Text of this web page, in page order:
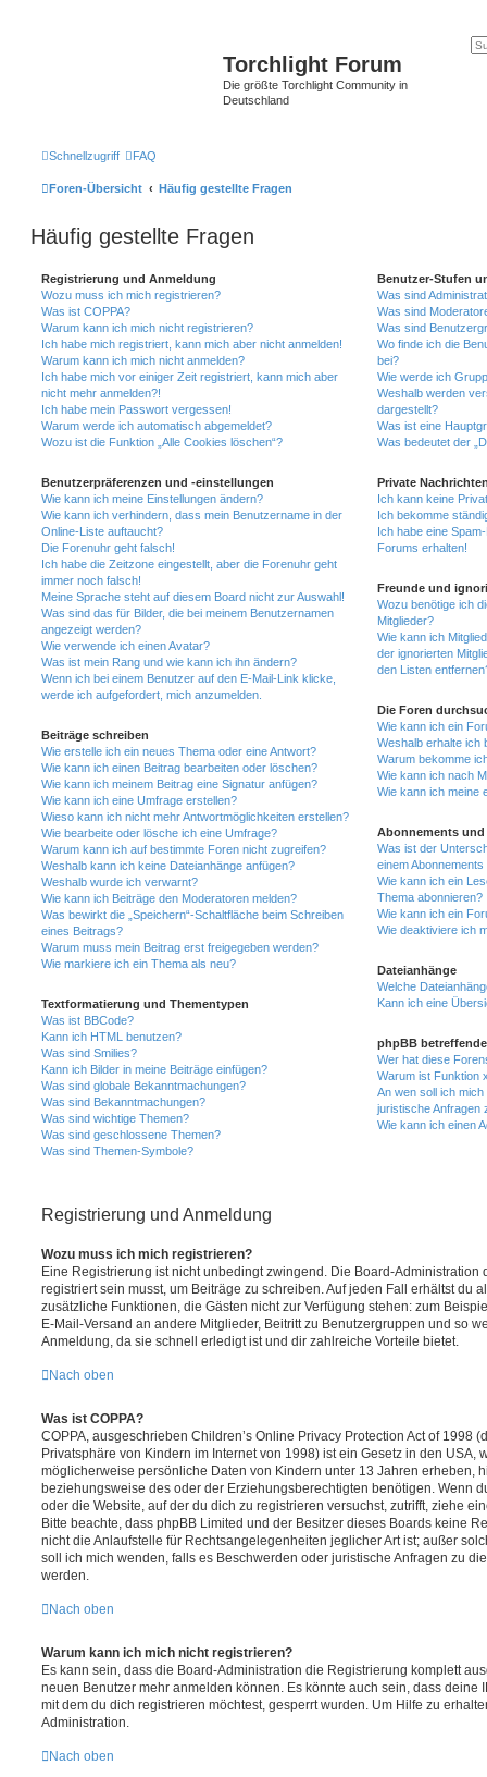
Torchlight Forum
Die größte Torchlight Community in
Deutschland
Schnellzugriff FAQ
Foren-Übersicht Häufig gestellte Fragen
Häufig gestellte Fragen
Registrierung und Anmeldung
Wozu muss ich mich registrieren?
Was ist COPPA?
Warum kann ich mich nicht registrieren?
Ich habe mich registriert, kann mich aber nicht anmelden!
Warum kann ich mich nicht anmelden?
Ich habe mich vor einiger Zeit registriert, kann mich aber
nicht mehr anmelden?!
Ich habe mein Passwort vergessen!
Warum werde ich automatisch abgemeldet?
Wozu ist die Funktion „Alle Cookies löschen“?
Benutzerpräferenzen und -einstellungen
Wie kann ich meine Einstellungen ändern?
Wie kann ich verhindern, dass mein Benutzername in der
Online-Liste auftaucht?
Die Forenuhr geht falsch!
Ich habe die Zeitzone eingestellt, aber die Forenuhr geht
immer noch falsch!
Meine Sprache steht auf diesem Board nicht zur Auswahl!
Was sind das für Bilder, die bei meinem Benutzernamen
angezeigt werden?
Wie verwende ich einen Avatar?
Was ist mein Rang und wie kann ich ihn ändern?
Wenn ich bei einem Benutzer auf den E-Mail-Link klicke,
werde ich aufgefordert, mich anzumelden.
Beiträge schreiben
Wie erstelle ich ein neues Thema oder eine Antwort?
Wie kann ich einen Beitrag bearbeiten oder löschen?
Wie kann ich meinem Beitrag eine Signatur anfügen?
Wie kann ich eine Umfrage erstellen?
Wieso kann ich nicht mehr Antwortmöglichkeiten erstellen?
Wie bearbeite oder lösche ich eine Umfrage?
Warum kann ich auf bestimmte Foren nicht zugreifen?
Weshalb kann ich keine Dateianhänge anfügen?
Weshalb wurde ich verwarnt?
Wie kann ich Beiträge den Moderatoren melden?
Was bewirkt die „Speichern“-Schaltfläche beim Schreiben
eines Beitrags?
Warum muss mein Beitrag erst freigegeben werden?
Wie markiere ich ein Thema als neu?
Textformatierung und Thementypen
Was ist BBCode?
Kann ich HTML benutzen?
Was sind Smilies?
Kann ich Bilder in meine Beiträge einfügen?
Was sind globale Bekanntmachungen?
Was sind Bekanntmachungen?
Was sind wichtige Themen?
Was sind geschlossene Themen?
Was sind Themen-Symbole?
Benutzer-Stufen
Was sind
Was sind
Was sind
Wo finde ich die
bei?
Wie werde ich
Weshalb werden
dargestellt?
Was ist eine
Was bedeutet der
Private
Ich kann keine
Ich bekomme
Ich habe eine
Forums erhalten!
Freunde und
Wozu benötige ich
Mitglieder?
Wie kann ich
der ignorierten
den Listen
Die Foren
Wie kann ich ein
Weshalb erhalte ich
Warum bekomme
Wie kann ich nach
Wie kann ich meine
Abonnements und
Was ist der
einem
Wie kann ich ein
Thema abonnieren?
Wie kann ich ein
Wie deaktiviere ich
Dateianhänge
Welche
Kann ich eine
phpBB
Wer hat diese
Warum ist Funktion
An wen soll ich
juristische Anfragen
Wie kann ich einen
Registrierung und Anmeldung
Wozu muss ich mich registrieren?
Eine Registrierung ist nicht unbedingt zwingend. Die Board-Administration
registriert sein musst, um Beiträge zu schreiben. Auf jeden Fall erhältst du
zusätzliche Funktionen, die Gästen nicht zur Verfügung stehen: zum
E-Mail-Versand an andere Mitglieder, Beitritt zu Benutzergruppen und so
Anmeldung, da sie schnell erledigt ist und dir zahlreiche Vorteile bietet.
Nach oben
Was ist COPPA?
COPPA, ausgeschrieben Children’s Online Privacy Protection Act of 1998
Privatsphäre von Kindern im Internet von 1998) ist ein Gesetz in den USA,
möglicherweise persönliche Daten von Kindern unter 13 Jahren erheben,
beziehungsweise des oder der Erziehungsberechtigten benötigen. Wenn
oder die Website, auf der du dich zu registrieren versuchst, zutrifft, ziehe
Bitte beachte, dass phpBB Limited und der Besitzer dieses Boards keine
nicht die Anlaufstelle für Rechtsangelegenheiten jeglicher Art ist; außer
soll ich mich wenden, falls es Beschwerden oder juristische Anfragen zu
werden.
Nach oben
Warum kann ich mich nicht registrieren?
Es kann sein, dass die Board-Administration die Registrierung komplett
neuen Benutzer mehr anmelden können. Es könnte auch sein, dass deine
mit dem du dich registrieren möchtest, gesperrt wurden. Um Hilfe zu
Administration.
Nach oben